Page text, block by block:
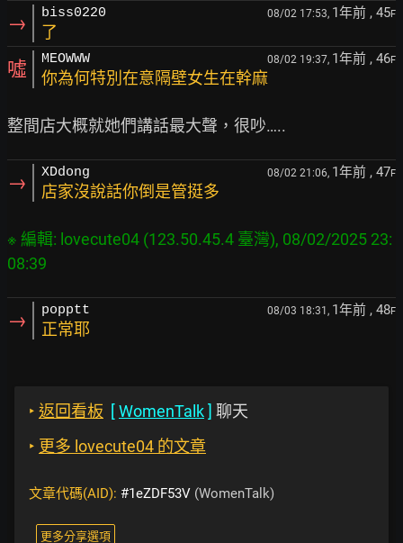
→ biss0220 08/02 17:53, 1年前 , 45F
了
噓 MEOWWW 08/02 19:37, 1年前 , 46F
你為何特別在意隔壁女生在幹麻
→ XDdong 08/02 21:06, 1年前 , 47F
店家沒說話你倒是管挺多
※ 編輯: lovecute04 (123.50.45.4 臺灣), 08/02/2025 23:
→ popptt 08/03 18:31, 1年前 , 48F
正常耶
‣ 返回看板 [WomenTalk] 聊天
‣ 更多 lovecute04 的文章
文章代碼(AID): #1eZDF53V (WomenTalk)
更多分享選項